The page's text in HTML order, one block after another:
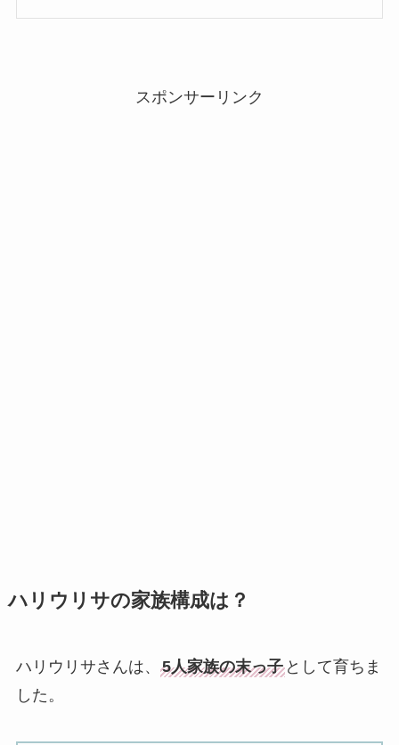
スポンサーリンク
ハリウリサの家族構成は？
ハリウリサさんは、 5人家族の末っ子として育ちま
した。